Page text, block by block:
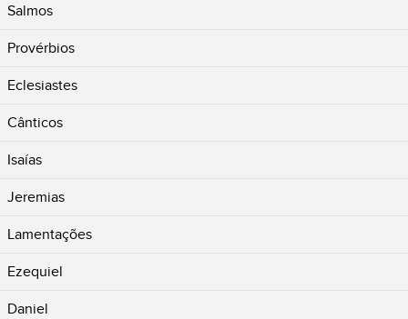
Salmos
Provérbios
Eclesiastes
Cânticos
Isaías
Jeremias
Lamentações
Ezequiel
Daniel